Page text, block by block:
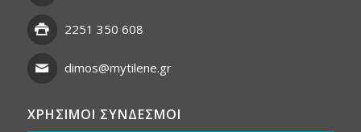
2251 350 608
dimos@mytilene.gr
ΧΡΗΣΙΜΟΙ ΣΥΝΔΕΣΜΟΙ